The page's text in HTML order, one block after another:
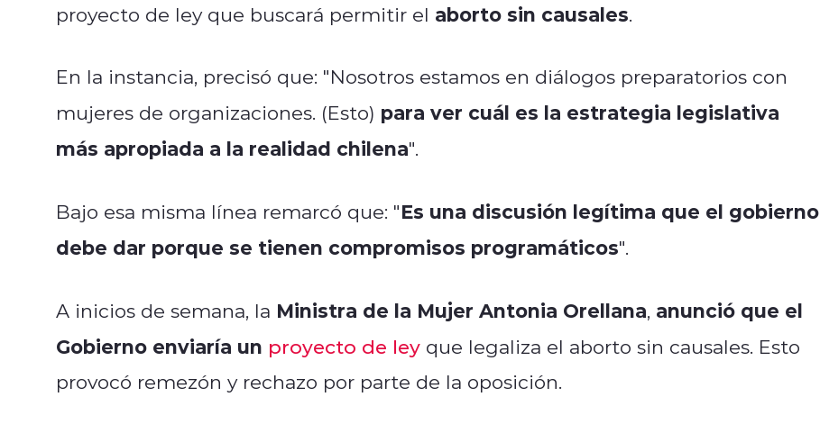
proyecto de ley que buscará permitir el aborto sin causales.
En la instancia, precisó que: "Nosotros estamos en diálogos preparatorios con
mujeres de organizaciones. (Esto) para ver cuál es la estrategia legislativa
más apropiada a la realidad chilena".
Bajo esa misma línea remarcó que: "Es una discusión legítima que el gobierno
debe dar porque se tienen compromisos programáticos".
A inicios de semana, la Ministra de la Mujer Antonia Orellana, anunció que el
Gobierno enviaría un proyecto de ley que legaliza el aborto sin causales. Esto
provocó remezón y rechazo por parte de la oposición.